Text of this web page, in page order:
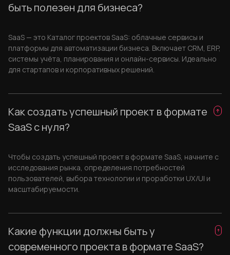
быть полезен для бизнеса?
SaaS — это Каталог проектов SaaS: облачные сервисы и
платформы для автоматизации бизнеса. Включает CRM, ERP,
системы учёта, планирования и онлайн-сервисы. Идеально
для стартапов и корпоративных решений.
Как создать успешный проект в формате
SaaS с нуля?
Чтобы создать успешный проект в формате SaaS, начните с
исследования рынка, определения потребностей
пользователей, выбора технологии и проработки UX/UI и
масштабируемости.
Какие функции должны быть у
современного проекта в формате SaaS?